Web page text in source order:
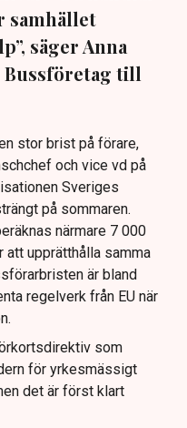
samhället
säger Anna
Bussföretag till
stor brist på förare,
och vice vd på
Sveriges
på sommaren.
närmare 7 000
att upprätthålla samma
är bland
regelverk från EU när
som
för yrkesmässigt
det är först klart